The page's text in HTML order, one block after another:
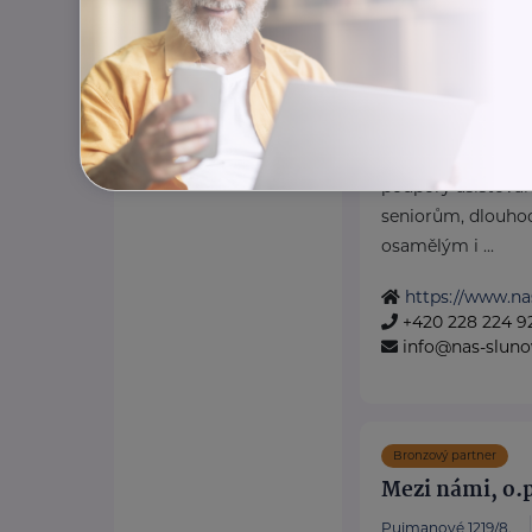
Institut
Libušská 60/149
Náš Slunovrat
podpory
seniorům,
osamělým i ...
https://
+420 228 224
info@nas-
Bronzový partner
Mezi námi,
Pujmanové 1219/8,